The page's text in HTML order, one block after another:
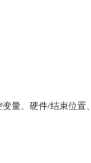
量、硬件/结束位置